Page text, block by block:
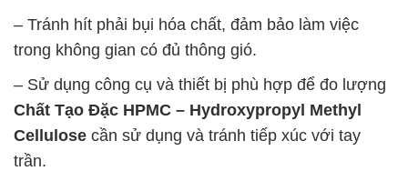
– Tránh hít phải bụi hóa chất, đảm bảo làm việc
trong không gian có đủ thông gió.
– Sử dụng công cụ và thiết bị phù hợp để đo lượng
Chất Tạo Đặc HPMC – Hydroxypropyl Methyl
Cellulose cần sử dụng và tránh tiếp xúc với tay
trần.